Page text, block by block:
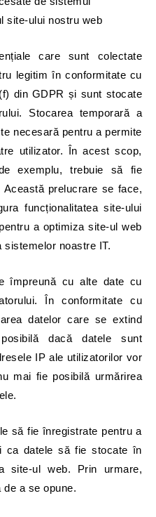
site-ului nostru web
care sunt colectate
legitim în conformitate cu
din GDPR și sunt stocate
Stocarea temporară a
necesară pentru a permite
utilizator. În acest scop,
exemplu, trebuie să fie
prelucrare se face,
funcționalitatea site-ului
a optimiza site-ul web
sistemelor noastre IT.
împreună cu alte date cu
În conformitate cu
datelor care se extind
dacă datele sunt
IP ale utilizatorilor vor
mai fie posibilă urmărirea
să fie înregistrate pentru a
ca datele să fie stocate în
site-ul web. Prin urmare,
de a se opune.